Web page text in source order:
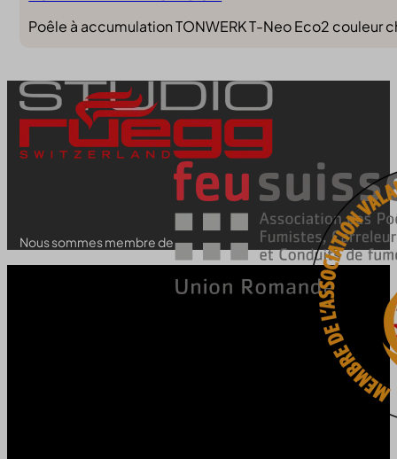
Poêle à accumulation TONWERK T-Neo Eco2 couleur
Nous sommes membre de